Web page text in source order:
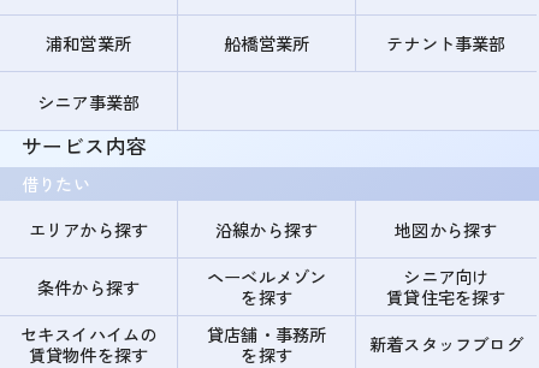
浦和営業所 船橋営業所 テナント事業部
シニア事業部
サービス内容
借りたい
エリアから探す
沿線から探す 地図から探す
条件から探す
ヘーベルメゾン
を探す
シニア向け
賃貸住宅を探す
セキスイハイムの
賃貸物件を探す
貸店舗・事務所
を探す
新着スタッフブログ